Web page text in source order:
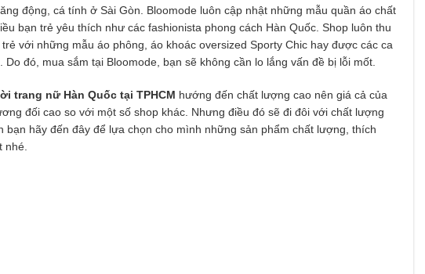
động, cá tính ở Sài Gòn. Bloomode luôn cập nhật những mẫu quần áo chất
bạn trẻ yêu thích như các fashionista phong cách Hàn Quốc. Shop luôn thu
với những mẫu áo phông, áo khoác oversized Sporty Chic hay được các ca
Do đó, mua sắm tại Bloomode, bạn sẽ không cần lo lắng vấn đề bị lỗi mốt.
trang nữ Hàn Quốc tại TPHCM hướng đến chất lượng cao nên giá cả của
đối cao so với một số shop khác. Nhưng điều đó sẽ đi đôi với chất lượng
bạn hãy đến đây để lựa chọn cho mình những sản phẩm chất lượng, thích
nhé.